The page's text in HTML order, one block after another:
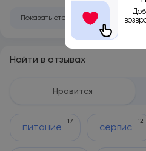
Показать отель на карте
Найти в отзывах
Нравится
питание
17
сервис
12